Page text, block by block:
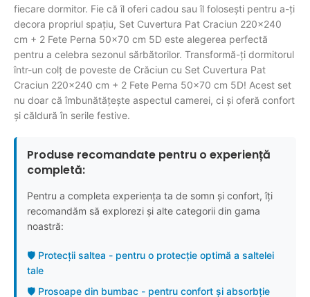
fiecare dormitor. Fie că îl oferi cadou sau îl folosești pentru a-ți
decora propriul spațiu, Set Cuvertura Pat Craciun 220×240
cm + 2 Fete Perna 50×70 cm 5D este alegerea perfectă
pentru a celebra sezonul sărbătorilor. Transformă-ți dormitorul
într-un colț de poveste de Crăciun cu Set Cuvertura Pat
Craciun 220×240 cm + 2 Fete Perna 50×70 cm 5D! Acest set
nu doar că îmbunătățește aspectul camerei, ci și oferă confort
și căldură în serile festive.
Produse recomandate pentru o experiență
completă:
Pentru a completa experiența ta de somn și confort, îți
recomandăm să explorezi și alte categorii din gama
noastră:
🛡️ Protecții saltea - pentru o protecție optimă a saltelei
tale
🛡️ Prosoape din bumbac - pentru confort și absorbție